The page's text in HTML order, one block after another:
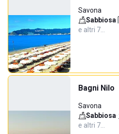
Savona
Sabbiosa·
e altri 7…
Bagni Nilo
Savona
Sabbiosa·
e altri 7…